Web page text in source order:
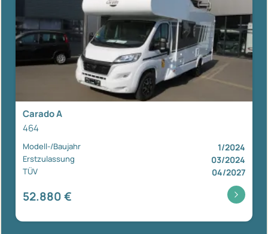
Carado A
464
Modell-/Baujahr 1/2024
Erstzulassung 03/2024
TÜV 04/2027
52.880 €